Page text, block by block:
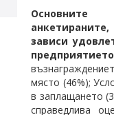
зависи
място (46%);
в заплащането
справедлива